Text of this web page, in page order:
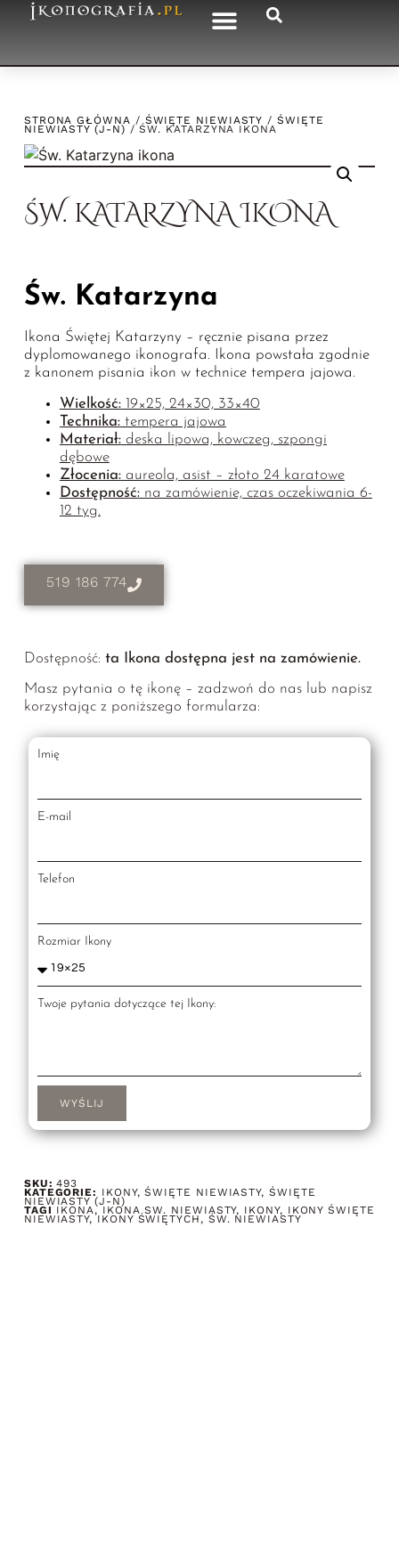
STRONA GŁÓWNA /ŚWIĘTE NIEWIASTY /ŚWIĘTE
NIEWIASTY (J-N) / ŚW. KATARZYNA IKONA
ŚW. KATARZYNA IKONA
Św. Katarzyna
Ikona Świętej Katarzyny – ręcznie pisana przez
dyplomowanego ikonografa. Ikona powstała zgodnie
z kanonem pisania ikon w technice tempera jajowa.
Wielkość:19×25, 24×30, 33×40
Technika:tempera jajowa
Materiał:deska lipowa, kowczeg, szpongi
dębowe
Złocenia:aureola, asist – złoto 24 karatowe
Dostępność:na zamówienie, czas oczekiwania 6-
12 tyg.
519 186 774
Dostępność: ta Ikona dostępna jest na zamówienie.
Masz pytania o tę ikonę – zadzwoń do nas lub napisz
korzystając z poniższego formularza:
Imię
E-mail
Telefon
Rozmiar Ikony
Twoje pytania dotyczące tej Ikony:
WYŚLIJ
SKU:493
KATEGORIE: IKONY,ŚWIĘTE NIEWIASTY,ŚWIĘTE
NIEWIASTY (J-N)
TAGI IKONA , IKONA SW. NIEWIASTY, IKONY, IKONY ŚWIĘTE
NIEWIASTY,IKONY ŚWIĘTYCH , ŚW. NIEWIASTY